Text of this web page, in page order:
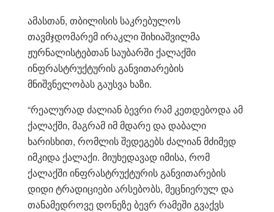
ამასთან, თბილისის საკრებულოს
თავმჯდომარემ ირაკლი შიხიაშვილმა
ჟურნალისტებთან საუბარში ქალაქში
ინფრასტრუქტურის განვითარების
მნიშვნელობას გაუსვა ხაზი.
“რეალურად ძალიან ბევრი რამ კეთდებოდა ამ
ქალაქში, მაგრამ იმ მდარე და დაბალი
ხარისხით, რომლის შედეგებს ძალიან მძიმედ
იმკიდა ქალაქი. მიუხედავად იმისა, რომ
ქალაქში ინფრასტრუქტურის განვითარების
დიდი ტრადიციები არსებობს, მეცნიერულ და
თანამედროვე დონეზე ბევრ რამეში გვაქვს